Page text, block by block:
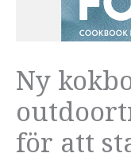
Ny
för att